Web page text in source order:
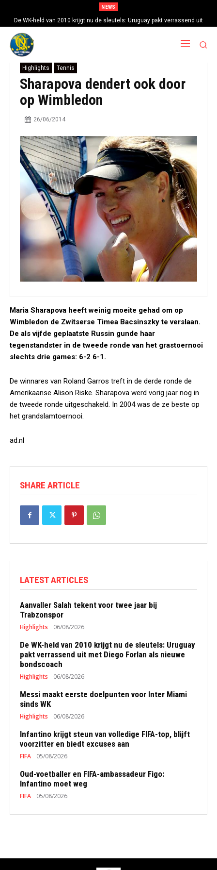
NEWS
De WK-held van 2010 krijgt nu de sleutels: Uruguay pakt verrassend uit
met Diego Forlan als nieuwe bondscoach
Highlights Tennis
Sharapova dendert ook door
op Wimbledon
26/06/2014
Maria Sharapova heeft weinig moeite gehad om op
Wimbledon de Zwitserse Timea Bacsinszky te verslaan.
De als vijfde geplaatste Russin gunde haar
tegenstandster in de tweede ronde van het grastoernooi
slechts drie games: 6-2 6-1.
De winnares van Roland Garros treft in de derde ronde de
Amerikaanse Alison Riske. Sharapova werd vorig jaar nog in
de tweede ronde uitgeschakeld. In 2004 was de ze beste op
het grandslamtoernooi.
ad.nl
SHARE ARTICLE
LATEST ARTICLES
Aanvaller Salah tekent voor twee jaar bij
Trabzonspor
Highlights 06/08/2026
De WK-held van 2010 krijgt nu de sleutels: Uruguay
pakt verrassend uit met Diego Forlan als nieuwe
bondscoach
Highlights 06/08/2026
Messi maakt eerste doelpunten voor Inter Miami
sinds WK
Highlights 06/08/2026
Infantino krijgt steun van volledige FIFA-top, blijft
voorzitter en biedt excuses aan
FIFA 05/08/2026
Oud-voetballer en FIFA-ambassadeur Figo:
Infantino moet weg
FIFA 05/08/2026